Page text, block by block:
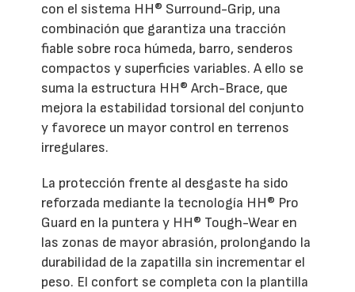
con el sistema HH® Surround-Grip, una
combinación que garantiza una tracción
fiable sobre roca húmeda, barro, senderos
compactos y superficies variables. A ello se
suma la estructura HH® Arch-Brace, que
mejora la estabilidad torsional del conjunto
y favorece un mayor control en terrenos
irregulares.
La protección frente al desgaste ha sido
reforzada mediante la tecnología HH® Pro
Guard en la puntera y HH® Tough-Wear en
las zonas de mayor abrasión, prolongando la
durabilidad de la zapatilla sin incrementar el
peso. El confort se completa con la plantilla